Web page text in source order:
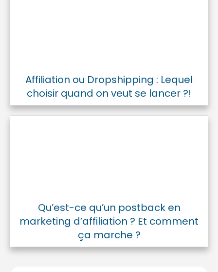
Affiliation ou Dropshipping : Lequel
choisir quand on veut se lancer ?!
Qu’est-ce qu’un postback en
marketing d’affiliation ? Et comment
ça marche ?